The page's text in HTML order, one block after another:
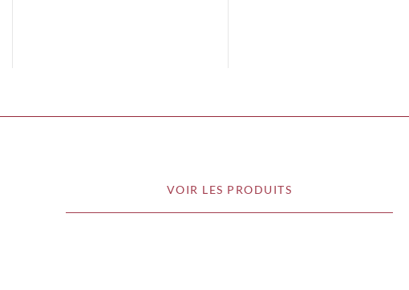
VOIR LES PRODUITS